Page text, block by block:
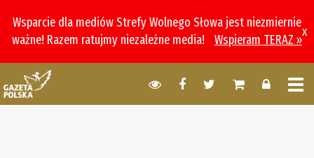
Wsparcie dla mediów Strefy Wolnego Słowa jest niezmiernie
ważne! Razem ratujmy niezależne media!
Wspieram TERAZ »
x